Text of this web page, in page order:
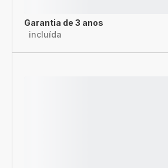
Garantia de 3 anos
incluída